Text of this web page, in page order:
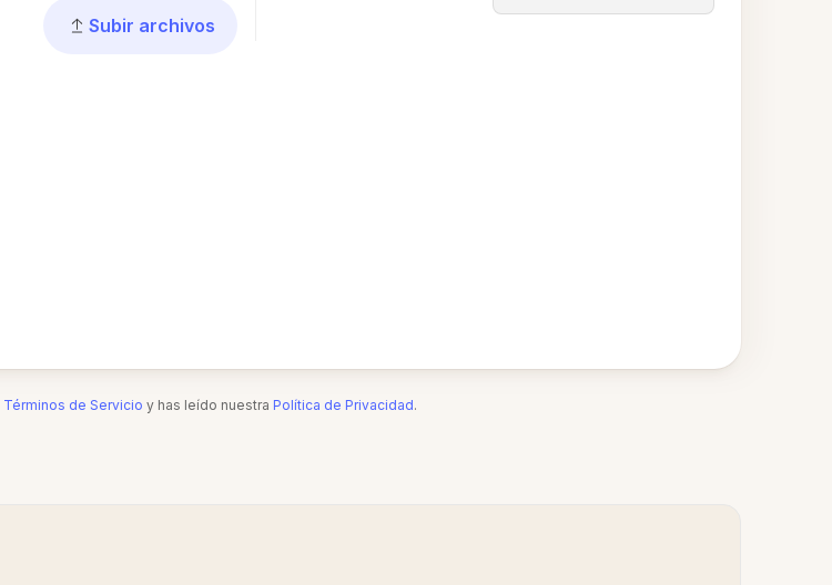
Subir archivos
Términos de Servicio y has leído nuestra Política de Privacidad.